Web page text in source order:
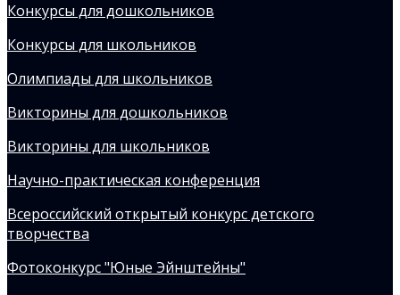
Конкурсы для дошкольников
Конкурсы для школьников
Олимпиады для школьников
Викторины для дошкольников
Викторины для школьников
Научно-практическая конференция
Всероссийский открытый конкурс детского
творчества
Фотоконкурс "Юные Эйнштейны"